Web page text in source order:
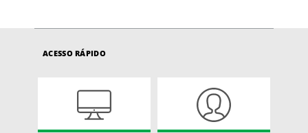
ACESSO RÁPIDO